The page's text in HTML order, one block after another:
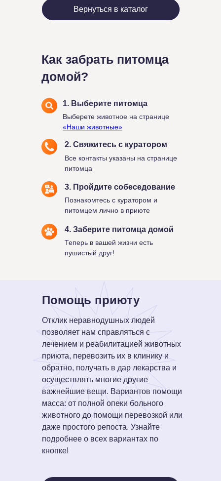
Вернуться в каталог
Как забрать питомца
домой?
1. Выберите питомца
Выберете животное на странице
«Наши животные»
2. Свяжитесь с куратором
Все контакты указаны на странице
питомца
3. Пройдите собеседование
Познакомтесь с куратором и
питомцем лично в приюте
4. Заберите питомца домой
Теперь в вашей жизни есть
пушистый друг!
Помощь приюту
Отклик неравнодушных людей
позволяет нам справляться с
лечением и реабилитацией животных
приюта, перевозить их в клинику и
обратно, получать в дар лекарства и
осуществлять многие другие
важнейшие вещи. Вариантов помощи
масса: от полной опеки больного
животного до помощи перевозкой или
даже простого репоста. Узнайте
подробнее о всех вариантах по
кнопке!